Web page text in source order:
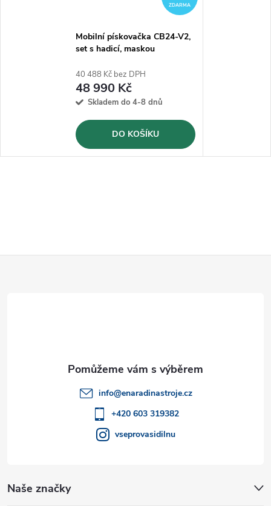
ZDARMA
Mobilní pískovačka CB24-V2,
set s hadicí, maskou
40 488 Kč bez DPH
48 990 Kč
Skladem do 4-8 dnů
DO KOŠÍKU
Naše značky
info@enaradinastroje.cz
+420 603 319382
vseprovasidilnu